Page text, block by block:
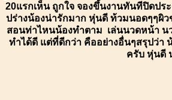
20แรกเห็น ถูกใจ จองขึ้นงานทันทีปิดปร
ปร่างน้องน่ารักมาก หุ่นดี ท้วมนอดๆๆผิ
สอนท่าไหนน้องทำตาม เล่นนวดหน้า น
ทำได้ดี แต่ที่ดีกว่า คืออย่างอื่นๆสรุปว่า
ครับ หุ่นดี